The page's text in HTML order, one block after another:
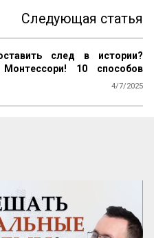
Следующая статья
след в истории?
10 способов
4/7/2025
изучив опыт Марии
— педагога, который не
уникальную систему
но и создал механизм её
и развития по всему миру.